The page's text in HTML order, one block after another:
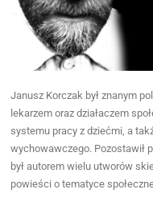
Janusz Korczak był znanym
lekarzem oraz działaczem
systemu pracy z dziećmi, a
wychowawczego. Pozostawił
był autorem wielu utworów
powieści o tematyce